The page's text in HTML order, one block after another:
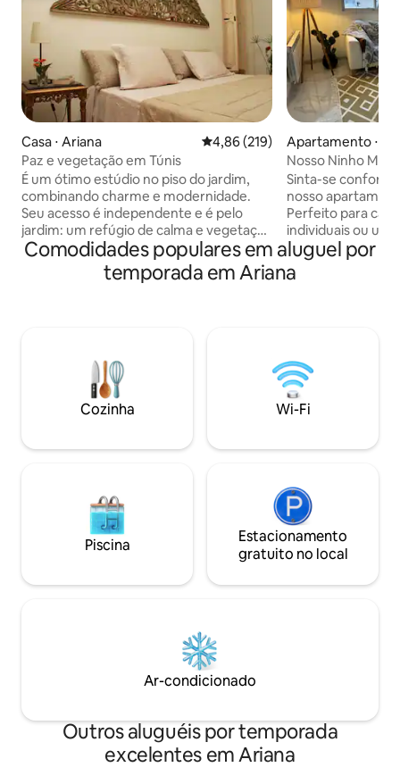
Casa ⋅ Ariana 4,86 de uma avaliação média de
4,86 (219)
Paz e vegetação em Túnis
É um ótimo estúdio no piso do jardim,
combinando charme e modernidade.
Seu acesso é independente e é pelo
jardim: um refúgio de calma e vegetação
... a poucos metros de lojas e
restaurantes, na área residencial de El
Tunis Carthage fica a 7 minutos de carro
Você está a 18 km de La Marsa de Sidi
Bou Said e da praia Sem problemas de
estacionamento em frente à casa em
ônibus aéreo ou estação do metrô fica a
conforto . A decoração é sóbria, estilo
tunisiano muito limpo em marfim macio
e tons de cinza ( muito cozido!). O
estúdio está mobilado com uma cama
roupa de cama! Há um bom banheiro
totalmente equipada: geladeira-
congelador, placa de indução, micro-
ondas, cafeteira, chaleira, etc. Há
também uma TV de tela plana. ( buquê
gratuito. Aquecimento central e ar
condicionado . Para sua chegada, será
oferecido um kit de café da manhã! Há
Apartamento ⋅
Nosso Ninho
Novo em folha!
Sinta-se
nosso
Perfeito para
individuais ou
nosso espaço
móveis
boho, chuveiro
fantástica
frutas. Mini
espaço de
aquecimento
Comodidades populares em aluguel por
temporada em Ariana
Cozinha Wi-Fi
Piscina
Estacionamento
gratuito no local
Ar-condicionado
Outros aluguéis por temporada
excelentes em Ariana